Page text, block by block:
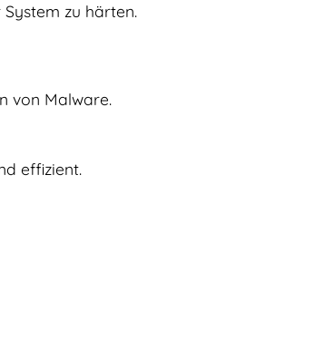
zu härten.
von Malware.
effizient.